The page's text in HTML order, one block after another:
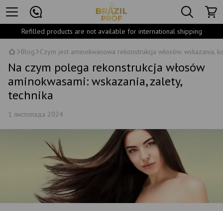
Refilled products are not available for international shipping
Blog Czym jest aminokwasowa rekonstrukcja włosów: wskazania,
Na czym polega rekonstrukcja włosów
aminokwasami: wskazania, zalety,
technika
1 листопада 2024